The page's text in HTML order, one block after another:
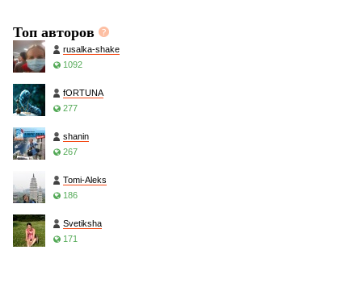
Топ авторов
rusalka-shake
1092
fORTUNA
277
shanin
267
Tomi-Aleks
186
Svetiksha
171